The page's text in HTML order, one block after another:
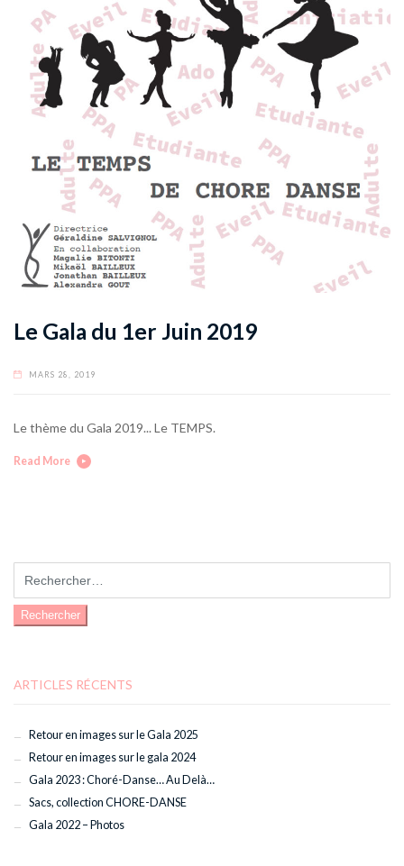
Le Gala du 1er Juin 2019
MARS 28, 2019
Le thème du Gala 2019... Le TEMPS.
Read More
ARTICLES RÉCENTS
Retour en images sur le Gala 2025
Retour en images sur le gala 2024
Gala 2023 : Choré-Danse… Au Delà…
Sacs, collection CHORE-DANSE
Gala 2022 – Photos